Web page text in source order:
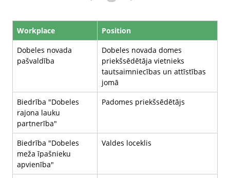
Workplace
Position
Dobeles novada
pašvaldība
Dobeles novada domes
priekšsēdētāja vietnieks
tautsaimniecības un attīstības
jomā
Biedrība "Dobeles
rajona lauku
partnerība"
Padomes priekšsēdētājs
Biedrība "Dobeles
meža īpašnieku
apvienība"
Valdes loceklis